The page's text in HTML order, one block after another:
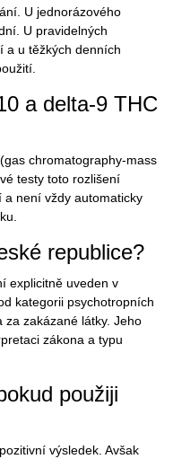
U jednorázového
U pravidelných
a u těžkých denních
a delta-9 THC
chromatography-mass
testy toto rozlišení
není vždy automaticky
republice?
explicitně uveden v
kategorii psychotropních
za zakázané látky. Jeho
zákona a typu
použiji
výsledek. Avšak